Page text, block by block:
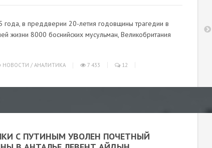
года, в преддверии 20-летия годовщины трагедии в
жизни 8000 боснийских мусульман, Великобритания
НОВОСТИ / АНАЛИТИКА 7 433 12
С ПУТИНЫМ УВОЛЕН ПОЧЕТНЫЙ